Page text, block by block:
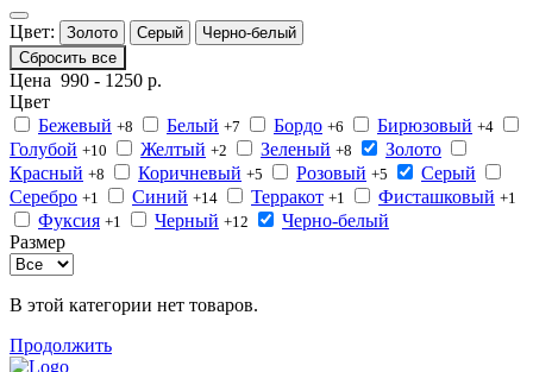
Цвет: Золото Серый
Черно-белый
Сбросить все
Цена 990 - 1250 р.
Цвет
Бежевый +8 Белый +7 Бордо +6 Бирюзовый +4
Голубой +10 Желтый +2 Зеленый +8
Золото
Красный +8 Коричневый +5 Розовый +5
Серый
Серебро +1 Синий +14 Терракот +1 Фисташковый +1
Фуксия +1 Черный +12
Черно-белый
Размер
В этой категории нет товаров.
Продолжить